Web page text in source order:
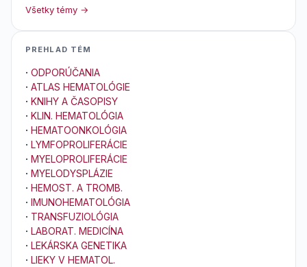
Všetky témy →
PREHLAD TÉM
· ODPORÚČANIA
· ATLAS HEMATOLÓGIE
· KNIHY A ČASOPISY
· KLIN. HEMATOLÓGIA
· HEMATOONKOLÓGIA
· LYMFOPROLIFERÁCIE
· MYELOPROLIFERÁCIE
· MYELODYSPLÁZIE
· HEMOST. A TROMB.
· IMUNOHEMATOLÓGIA
· TRANSFUZIOLÓGIA
· LABORAT. MEDICÍNA
· LEKÁRSKA GENETIKA
· LIEKY V HEMATOL.